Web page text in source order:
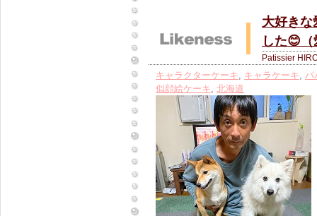
大好きな
した😊
Patissier
キャラクターケーキ, キャラケーキ, パ
似顔絵ケーキ, 北海道